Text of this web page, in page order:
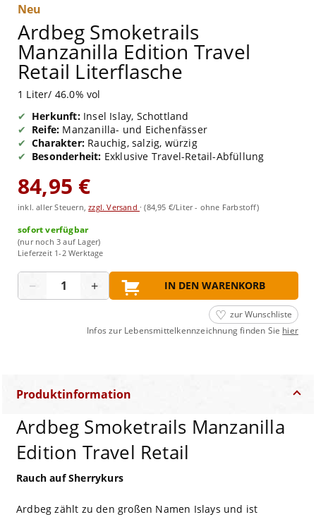
Neu
Ardbeg Smoketrails
Manzanilla Edition Travel
Retail Literflasche
1 Liter/ 46.0% vol
Herkunft:Insel Islay, Schottland
Reife: Manzanilla- und Eichenfässer
Charakter: Rauchig, salzig, würzig
Besonderheit: Exklusive Travel-Retail-Abfüllung
84,95 €
inkl. aller Steuern,zzgl. Versand ·(84,95 €/Liter - ohne Farbstoff)
sofort verfügbar
(nur noch 3 auf Lager)
Lieferzeit 1-2 Werktage
− + IN DEN WARENKORB
zur Wunschliste
Infos zur Lebensmittelkennzeichnung finden Sie hier
Produktinformation
Ardbeg Smoketrails Manzanilla
Edition Travel Retail
Rauch auf Sherrykurs
Ardbeg zählt zu den großen Namen Islays und ist